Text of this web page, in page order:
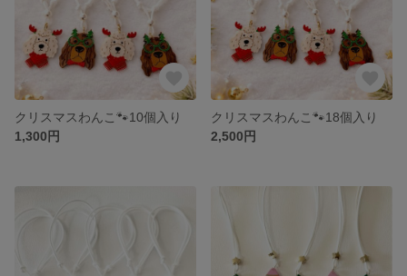
クリスマスわんこ🐾10個入り
1,300円
クリスマスわんこ🐾18個入り
2,500円